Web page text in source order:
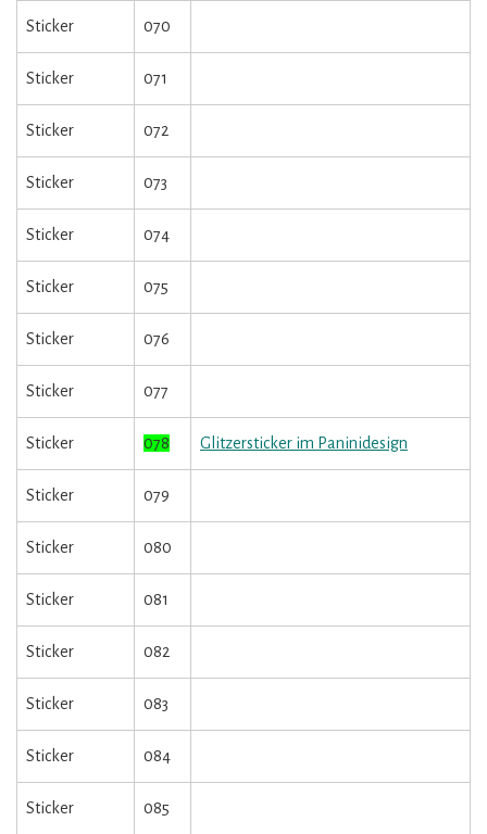
Sticker 070
Sticker 071
Sticker 072
Sticker 073
Sticker 074
Sticker 075
Sticker 076
Sticker 077
Sticker 078 Glitzersticker im Paninidesign
Sticker 079
Sticker 080
Sticker 081
Sticker 082
Sticker 083
Sticker 084
Sticker 085